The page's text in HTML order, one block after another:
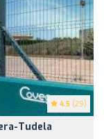
4.5 (29)
Tudela